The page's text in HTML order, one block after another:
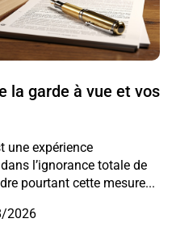
la garde à vue et vos
une expérience
l’ignorance totale de
pourtant cette mesure...
2026